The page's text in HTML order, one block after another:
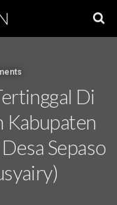
Di
Kabupaten
Sepaso